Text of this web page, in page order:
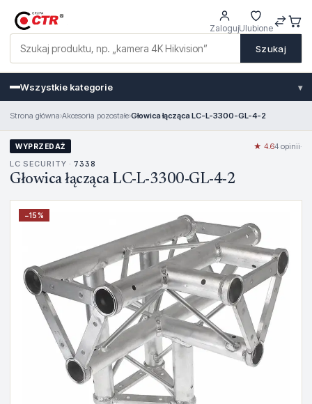
Szukaj
ZalogujUlubione
Wszystkie kategorie ▾
Strona główna›Akcesoria pozostałe›Głowica łącząca LC-L-3300-GL-4-2
WYPRZEDAŻ
LC SECURITY · 7338
Głowica łącząca LC-L-3300-GL-4-2
★ 4.64 opinii·
−15%